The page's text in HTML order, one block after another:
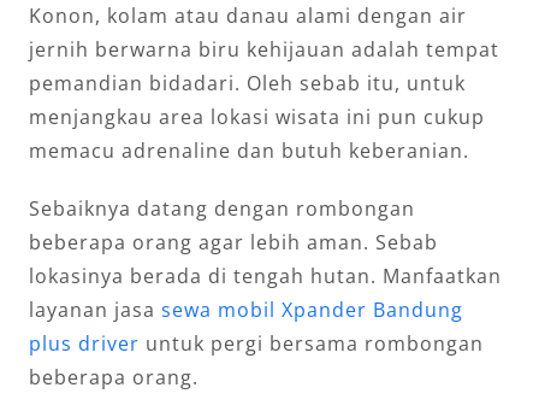
Konon, kolam atau danau alami dengan air
jernih berwarna biru kehijauan adalah tempat
pemandian bidadari. Oleh sebab itu, untuk
menjangkau area lokasi wisata ini pun cukup
memacu adrenaline dan butuh keberanian.
Sebaiknya datang dengan rombongan
beberapa orang agar lebih aman. Sebab
lokasinya berada di tengah hutan. Manfaatkan
layanan jasa sewa mobil Xpander Bandung
plus driver untuk pergi bersama rombongan
beberapa orang.